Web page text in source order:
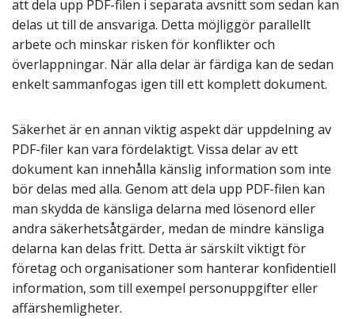
att dela upp PDF-filen i separata avsnitt som sedan kan
delas ut till de ansvariga. Detta möjliggör parallellt
arbete och minskar risken för konflikter och
överlappningar. När alla delar är färdiga kan de sedan
enkelt sammanfogas igen till ett komplett dokument.
Säkerhet är en annan viktig aspekt där uppdelning av
PDF-filer kan vara fördelaktigt. Vissa delar av ett
dokument kan innehålla känslig information som inte
bör delas med alla. Genom att dela upp PDF-filen kan
man skydda de känsliga delarna med lösenord eller
andra säkerhetsåtgärder, medan de mindre känsliga
delarna kan delas fritt. Detta är särskilt viktigt för
företag och organisationer som hanterar konfidentiell
information, som till exempel personuppgifter eller
affärshemligheter.